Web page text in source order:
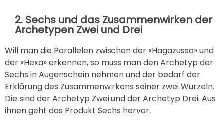
2. Sechs und das Zusammenwirken der
Archetypen Zwei und Drei
Will man die Parallelen zwischen der «Hagazussa» und
der «Hexa» erkennen, so muss man den Archetyp der
Sechs in Augenschein nehmen und der bedarf der
Erklärung des Zusammenwirkens seiner zwei Wurzeln.
Die sind der Archetyp Zwei und der Archetyp Drei. Aus
ihnen geht das Produkt Sechs hervor.